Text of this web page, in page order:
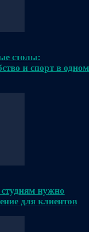
столы:
и спорт в одном
нужно
для клиентов